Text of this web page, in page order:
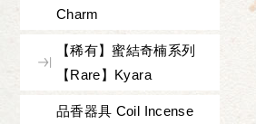
Charm
【稀有】蜜結奇楠系列
【Rare】Kyara
品香器具 Coil Incense